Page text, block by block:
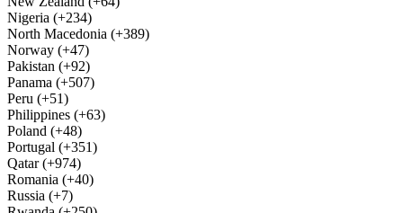
Nigeria (+234)
North Macedonia (+389)
Norway (+47)
Pakistan (+92)
Panama (+507)
Peru (+51)
Philippines (+63)
Poland (+48)
Portugal (+351)
Qatar (+974)
Romania (+40)
Russia (+7)